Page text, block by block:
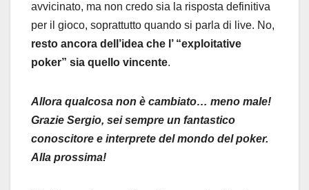
avvicinato, ma non credo sia la risposta definitiva
per il gioco, soprattutto quando si parla di live. No,
resto ancora dell’idea che l’ “exploitative
poker” sia quello vincente.
Allora qualcosa non è cambiato… meno male!
Grazie Sergio, sei sempre un fantastico
conoscitore e interprete del mondo del poker.
Alla prossima!